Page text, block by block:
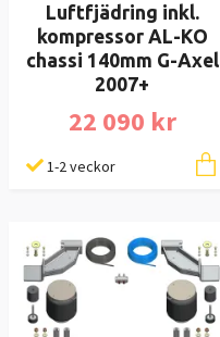
Luftfjädring inkl.
kompressor AL-KO
chassi 140mm G-Axel
2007+
22 090 kr
1-2 veckor